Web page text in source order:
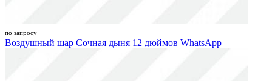
по запросу
Воздушный шар Сочная дыня 12 дюймов WhatsApp